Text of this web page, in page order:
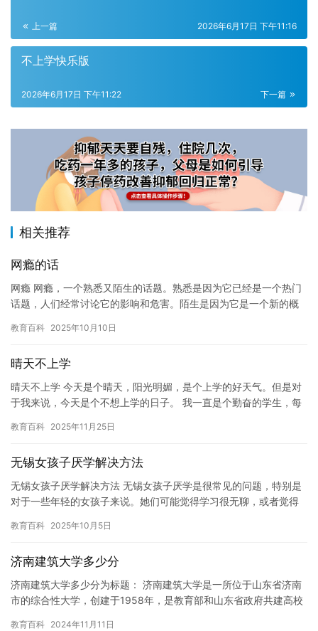
上一篇 2026年6月17日 下午11:16
不上学快乐版
下一篇
2026年6月17日 下午11:22
相关推荐
网瘾的话
网瘾 网瘾，一个熟悉又陌生的话题。熟悉是因为它已经是一个热门
话题，人们经常讨论它的影响和危害。陌生是因为它是一个新的概
网…
教育百科 2025年10月10日
晴天不上学
晴天不上学 今天是个晴天，阳光明媚，是个上学的好天气。但是对
于我来说，今天是个不想上学的日子。 我一直是个勤奋的学生，每
休…
教育百科 2025年11月25日
无锡女孩子厌学解决方法
无锡女孩子厌学解决方法 无锡女孩子厌学是很常见的问题，特别是
对于一些年轻的女孩子来说。她们可能觉得学习很无聊，或者觉得
重要…
教育百科 2025年10月5日
济南建筑大学多少分
济南建筑大学多少分为标题： 济南建筑大学是一所位于山东省济南
市的综合性大学，创建于1958年，是教育部和山东省政府共建高校
教育百科 2024年11月11日